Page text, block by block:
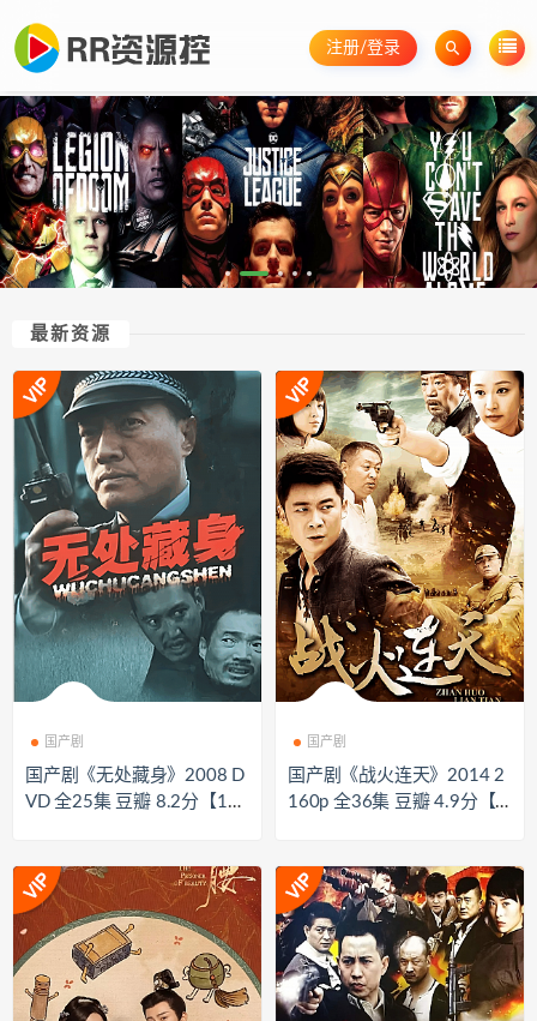
注册/登录
最新资源
国产剧
国产剧《无处藏身》2008 D
VD 全25集 豆瓣 8.2分【17
国产剧
国产剧《战火连天》2014 2
160p 全36集 豆瓣 4.9分【4